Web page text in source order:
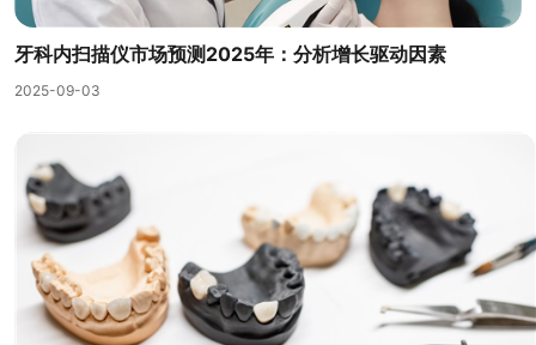
牙科内扫描仪市场预测2025年：分析增长驱动因素
2025-09-03